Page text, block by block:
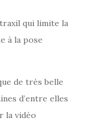
qui limite la
à la pose
de très belle
d’entre elles
la vidéo